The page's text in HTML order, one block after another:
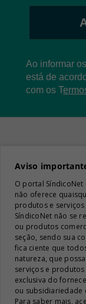
Ao informar
está de
com os T
Aviso
O portal
não oferece
produtos e
SíndicoNet não se
ou produtos
seção, sendo sua
fica ciente que
natureza, que
serviços e
exclusiva do
ou subsidiariedade
Para saber mais,